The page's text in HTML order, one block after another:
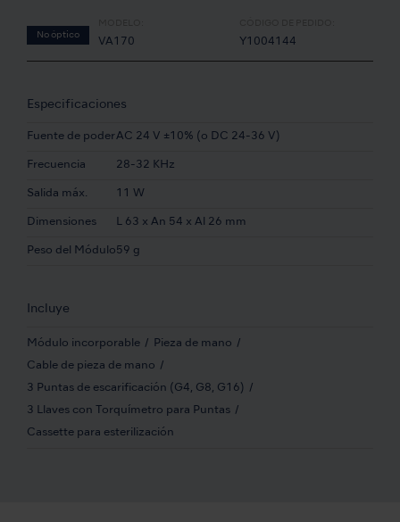
No óptico
VA170 Y1004144
Especificaciones
Fuente de poderAC 24 V ±10% (o DC 24-36 V)
Frecuencia 28-32 KHz
Salida máx. 11 W
Dimensiones L 63 x An 54 x Al 26 mm
Peso del Módulo59 g
Incluye
Módulo incorporable Pieza de mano
Cable de pieza de mano
3 Puntas de escarificación (G4, G8, G16)
3 Llaves con Torquímetro para Puntas
Cassette para esterilización